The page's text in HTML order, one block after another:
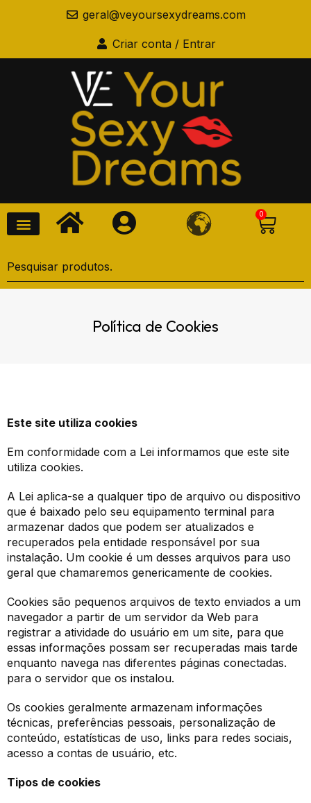
geral@veyoursexydreams.com
Criar conta / Entrar
0
Política de Cookies
Este site utiliza cookies
Em conformidade com a Lei informamos que este site
utiliza cookies.
A Lei aplica-se a qualquer tipo de arquivo ou dispositivo
que é baixado pelo seu equipamento terminal para
armazenar dados que podem ser atualizados e
recuperados pela entidade responsável por sua
instalação. Um cookie é um desses arquivos para uso
geral que chamaremos genericamente de cookies.
Cookies são pequenos arquivos de texto enviados a um
navegador a partir de um servidor da Web para
registrar a atividade do usuário em um site, para que
essas informações possam ser recuperadas mais tarde
enquanto navega nas diferentes páginas conectadas.
para o servidor que os instalou.
Os cookies geralmente armazenam informações
técnicas, preferências pessoais, personalização de
conteúdo, estatísticas de uso, links para redes sociais,
acesso a contas de usuário, etc.
Tipos de cookies